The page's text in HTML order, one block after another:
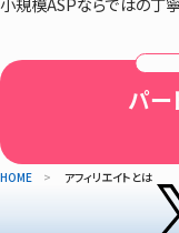
パー
HOME アフィリエイトとは